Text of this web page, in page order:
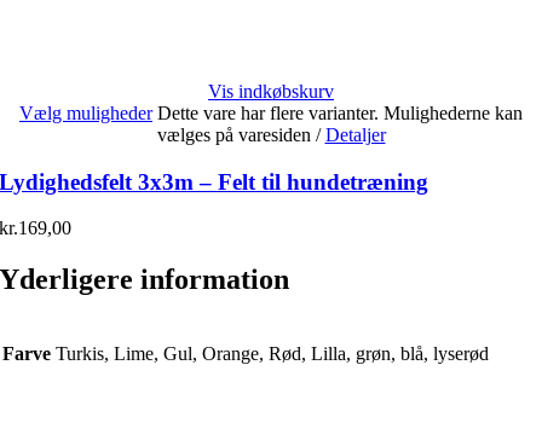
Vis indkøbskurv
Vælg muligheder Dette vare har flere varianter. Mulighederne kan
vælges på varesiden / Detaljer
Lydighedsfelt 3x3m – Felt til hundetræning
kr.169,00
Yderligere information
Farve Turkis, Lime, Gul, Orange, Rød, Lilla, grøn, blå, lyserød